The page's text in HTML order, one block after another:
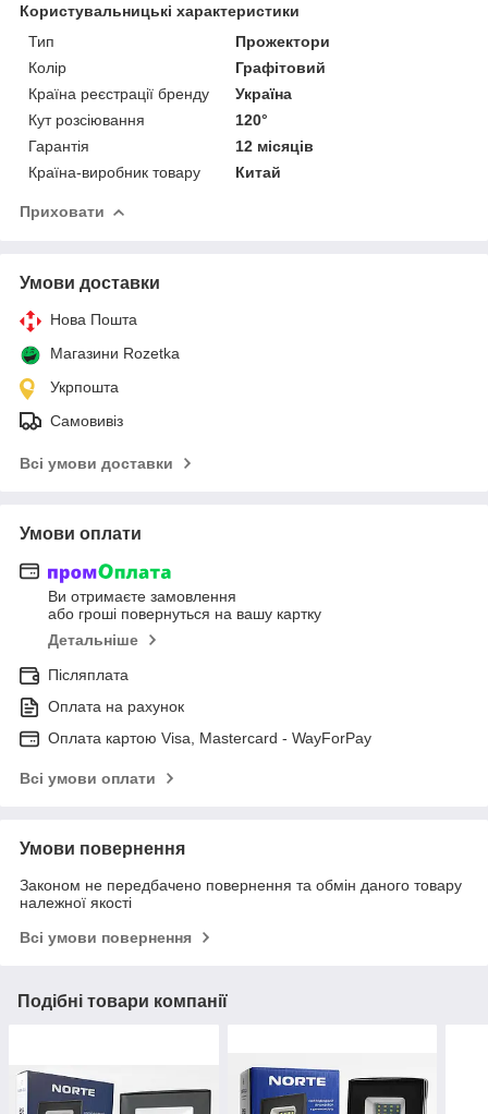
Користувальницькі характеристики
Тип
Прожектори
Колір
Графітовий
Країна реєстрації бренду
Україна
Кут розсіювання
120°
Гарантія
12 місяців
Країна-виробник товару
Китай
Приховати
Умови доставки
Нова Пошта
Магазини Rozetka
Укрпошта
Самовивіз
Всі умови доставки
Умови оплати
Ви отримаєте замовлення
або гроші повернуться на вашу картку
Детальніше
Післяплата
Оплата на рахунок
Оплата картою Visa, Mastercard - WayForPay
Всі умови оплати
Умови повернення
Законом не передбачено повернення та обмін даного товару
належної якості
Всі умови повернення
Подібні товари компанії